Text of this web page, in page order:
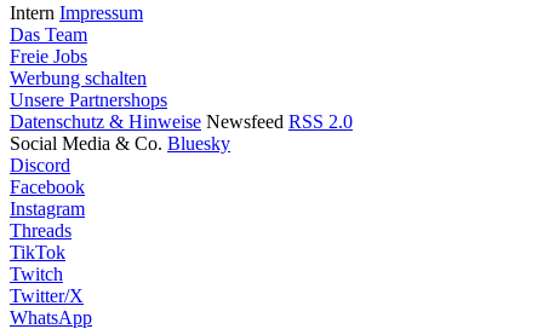
Intern Impressum
Das Team
Freie Jobs
Werbung schalten
Unsere Partnershops
Datenschutz & Hinweise Newsfeed RSS 2.0
Social Media & Co. Bluesky
Discord
Facebook
Instagram
Threads
TikTok
Twitch
Twitter/X
WhatsApp